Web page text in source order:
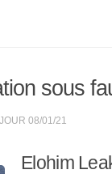
sous
08/01/21
Elohim